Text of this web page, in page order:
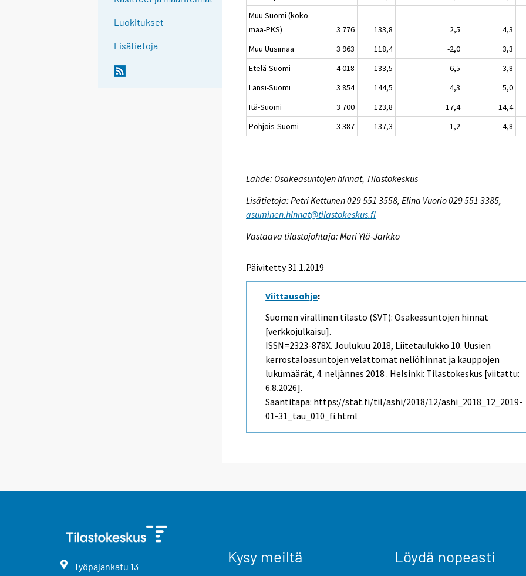
Luokitukset
Lisätietoja
Muu Suomi (koko
maa-PKS)
3 776 133,8 2,5 4,3
Muu Uusimaa
3 963 118,4 -2,0 3,3
Etelä-Suomi
4 018 133,5 -6,5 -3,8
Länsi-Suomi
3 854 144,5 4,3 5,0
Itä-Suomi
3 700 123,8 17,4 14,4
Pohjois-Suomi
3 387 137,3 1,2 4,8
Lähde: Osakeasuntojen hinnat, Tilastokeskus
Lisätietoja: Petri Kettunen 029 551 3558, Elina Vuorio 029 551 3385,
asuminen.hinnat@tilastokeskus.fi
Vastaava tilastojohtaja: Mari Ylä-Jarkko
Päivitetty 31.1.2019
Viittausohje:
Suomen virallinen tilasto (SVT): Osakeasuntojen hinnat
[verkkojulkaisu].
ISSN=2323-878X.Joulukuu 2018, Liitetaulukko 10. Uusien
kerrostaloasuntojen velattomat neliöhinnat ja kauppojen
lukumäärät, 4. neljännes 2018 . Helsinki: Tilastokeskus [viitattu:
6.8.2026].
Saantitapa: https://stat.fi/til/ashi/2018/12/ashi_2018_12_2019-
01-31_tau_010_fi.html
Työpajankatu 13
Kysy meiltä Löydä nopeasti